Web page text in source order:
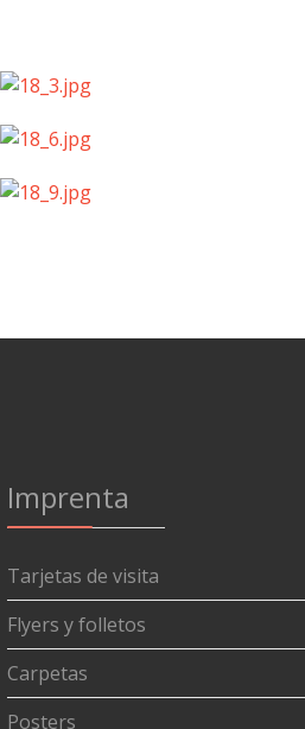
Imprenta
Tarjetas de visita
Flyers y folletos
Carpetas
Posters